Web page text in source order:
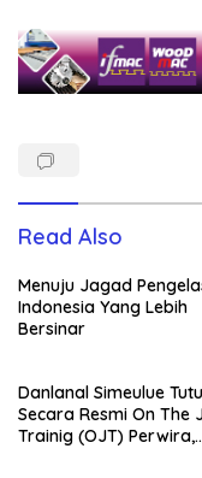
Read Also
Menuju Jagad
Indonesia Yang Lebih
Bersinar
Danlanal Simeulue
Secara Resmi On The
Trainig (OJT) Perwira,